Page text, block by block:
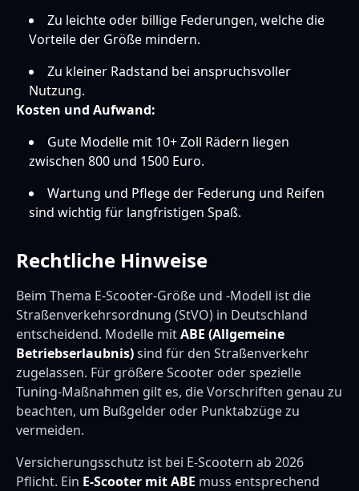
Zu leichte oder billige Federungen, welche die
Vorteile der Größe mindern.
Zu kleiner Radstand bei anspruchsvoller
Nutzung.
Kosten und Aufwand:
Gute Modelle mit 10+ Zoll Rädern liegen
zwischen 800 und 1500 Euro.
Wartung und Pflege der Federung und Reifen
sind wichtig für langfristigen Spaß.
Rechtliche Hinweise
Beim Thema E-Scooter-Größe und -Modell ist die
Straßenverkehrsordnung (StVO) in Deutschland
entscheidend. Modelle mitABE (Allgemeine
Betriebserlaubnis)sind für den Straßenverkehr
zugelassen. Für größere Scooter oder spezielle
Tuning-Maßnahmen gilt es, die Vorschriften genau zu
beachten, um Bußgelder oder Punktabzüge zu
vermeiden.
Versicherungsschutz ist bei E-Scootern ab 2026
Pflicht. Ein E-Scooter mit ABE muss entsprechend